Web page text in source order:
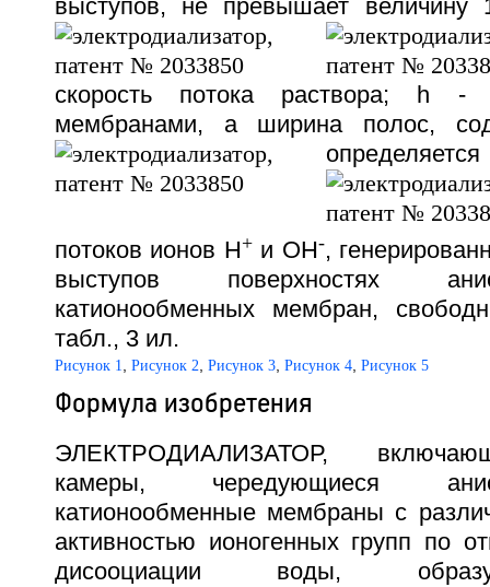
выступов, не превышает величину
скорость потока раствора; h -
мембранами, а ширина полос,
потоков ионов Н+и ОН-,
выступов поверхностях
катионообменных мембран,
табл., 3 ил.
Рисунок 1, Рисунок 2, Рисунок 3, Рисунок 4, Рисунок 5
Формула изобретения
ЭЛЕКТРОДИАЛИЗАТОР,
камеры, чередующиеся
катионообменные мембраны с
активностью ионогенных групп по
дисооциации воды,